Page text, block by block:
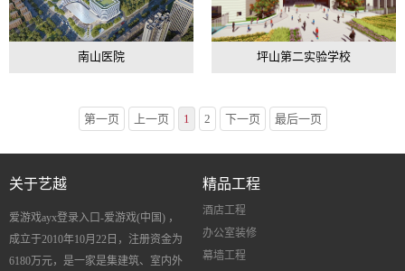
南山医院 坪山第二实验学校
第一页 上一页 1 2 下一页 最后一页
关于艺越
爱游戏ayx登录入口-爱游戏(中国) ，
成立于2010年10月 22 日，注册资金为
6180万元，是一家是集建筑、室内外
精品工程
酒店工程
办公室装修
幕墙工程